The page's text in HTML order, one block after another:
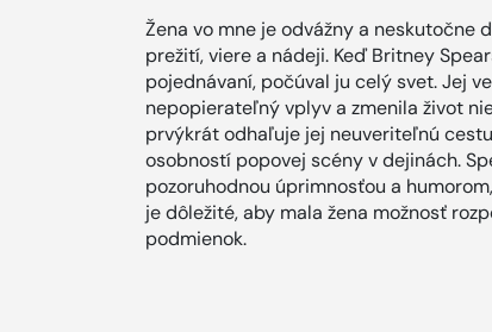
Žena vo mne je odvážny a neskutočne
prežití, viere a nádeji. Keď Britney
pojednávaní, počúval ju celý svet. Jej
nepopierateľný vplyv a zmenila život
prvýkrát odhaľuje jej neuveriteľnú
osobností popovej scény v dejinách.
pozoruhodnou úprimnosťou a
je dôležité, aby mala žena možnosť
podmienok.